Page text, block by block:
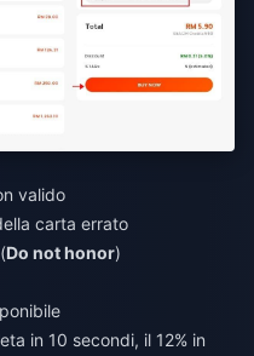
valido
carta errato
Do not honor)
in 10 secondi, il 12% in